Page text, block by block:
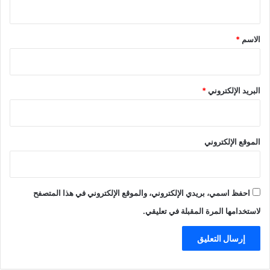
*
الاسم *
البريد الإلكتروني*
الموقع الإلكتروني
احفظ اسمي، بريدي الإلكتروني، والموقع الإلكتروني في هذا المتصفح
لاستخدامها المرة المقبلة في تعليقي.